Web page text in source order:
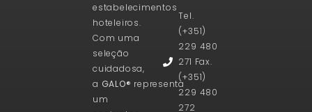
estabelecimentos
hoteleiros.
Com uma
seleção
cuidadosa,
a GALO® representa
um
Tel.
(+351)
229 480
271 Fax.
(+351)
229 480
272